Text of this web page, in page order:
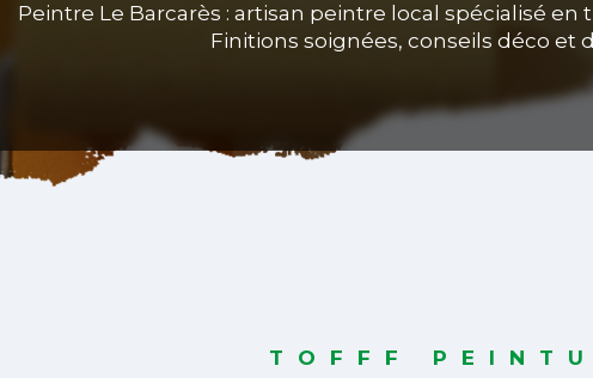
Peintre Le Barcarès : artisan peintre local spécialisé en
Finitions soignées, conseils déco et
TOFFF